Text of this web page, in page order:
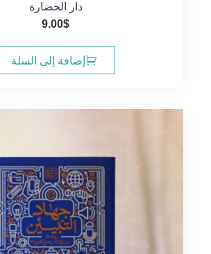
دار الحضارة
9.00$
إضافة إلى السلة